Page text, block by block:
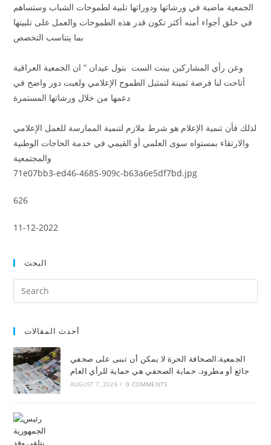
الجمعية ماضية في ورشاتها ودوراتها تلبية لطموحات الشباب وستساهم
في خلق أجواء أمنه أكثر تكون قدر هذه الطموحات والعمل على تلبيتها
بما يتناسب التخصص
وعن رأي المشاركين بينت الست بتول عيدان “ ان الجمعية العراقية
أتاحت لنا فرصة ثمينة لتمثيل الطموح الإعلامي ولعبت دور واضح في
دعمها من خلال ورشاتها المستمرة
لذلك فأن تنمية الإعلام هو شرط ملازم لتنمية الممارسة للعمل الإعلامي
والارتقاء بمستواه سوى العلمي أو القيمي في خدمة الحاجات الوطنية
والمجتمعية
71e07bb3-ed46-4685-909c-b63a6e5df7bd.jpg
626
11-12-2022
البحث
أحدث المقالات
الجمعية.الصحافة الحرة لا يمكن أن تبنى على صحفي
AUGUST 7, 2026 / 0 COMMENTS